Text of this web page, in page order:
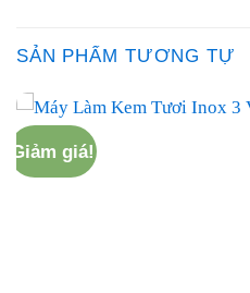
SẢN PHẨM TƯƠNG TỰ
Giảm giá!